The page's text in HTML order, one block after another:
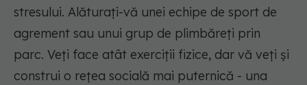
stresului. Alăturați-vă unei echipe de sport de
agrement sau unui grup de plimbăreți prin
parc. Veți face atât exerciții fizice, dar vă veți și
construi o rețea socială mai puternică - una